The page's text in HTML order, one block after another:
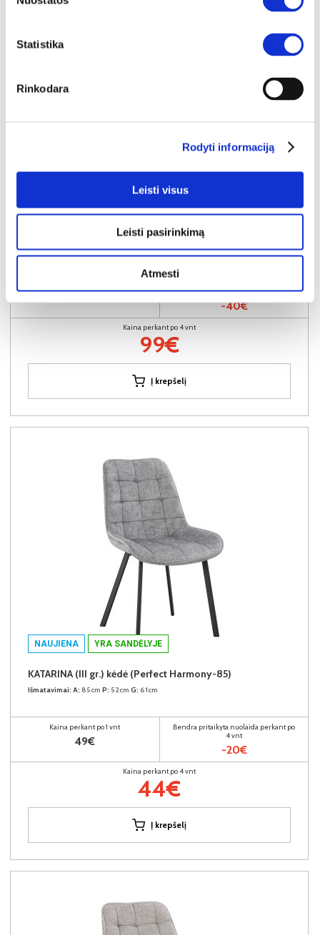
Statistika
Rinkodara
Rodyti informaciją
Leisti visus
Leisti pasirinkimą
Atmesti
DILETA (II gr.) sukamoji kėdė (Noelle-45 Rudas)
4 vnt
-40€
Kaina perkant po 4 vnt
99€
Į krepšelį
NAUJIENA YRA SANDĖLYJE
KATARINA (III gr.) kėdė (Perfect Harmony-85)
Išmatavimai: A: 85cm P: 52cm G: 61cm
Kaina perkant po 1 vnt
49€
Bendra pritaikyta nuolaida perkant po
4 vnt
-20€
Kaina perkant po 4 vnt
44€
Į krepšelį